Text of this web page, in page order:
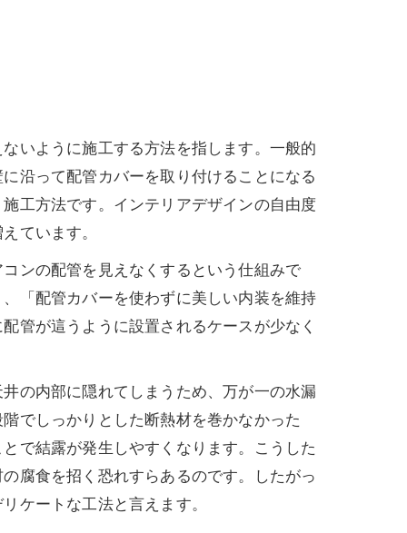
いように施工する方法を指します。一般的
沿って配管カバーを取り付けることになる
工方法です。インテリアデザインの自由度
ています。
ンの配管を見えなくするという仕組みで
「配管カバーを使わずに美しい内装を維持
管が這うように設置されるケースが少なく
の内部に隠れてしまうため、万が一の水漏
でしっかりとした断熱材を巻かなかった
で結露が発生しやすくなります。こうした
腐食を招く恐れすらあるのです。したがっ
ケートな工法と言えます。